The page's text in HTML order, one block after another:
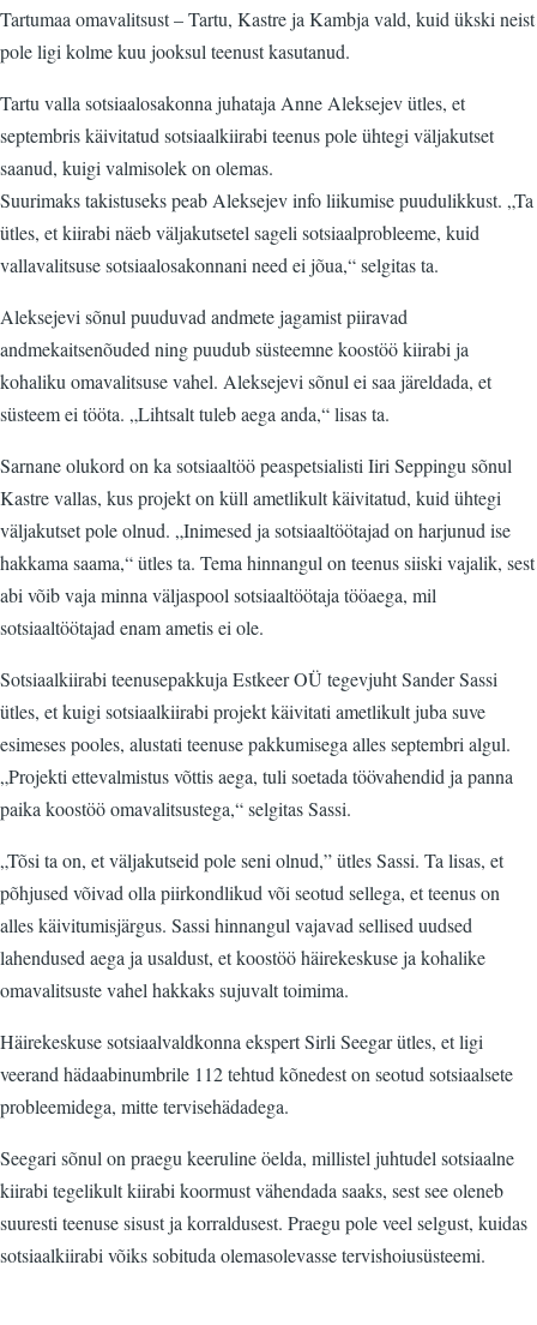
Tartumaa omavalitsust – Tartu, Kastre ja Kambja vald, kuid ükski neist
pole ligi kolme kuu jooksul teenust kasutanud.
Tartu valla sotsiaalosakonna juhataja Anne Aleksejev ütles, et
septembris käivitatud sotsiaalkiirabi teenus pole ühtegi väljakutset
saanud, kuigi valmisolek on olemas.
Suurimaks takistuseks peab Aleksejev info liikumise puudulikkust. „Ta
ütles, et kiirabi näeb väljakutsetel sageli sotsiaalprobleeme, kuid
vallavalitsuse sotsiaalosakonnani need ei jõua,“ selgitas ta.
Aleksejevi sõnul puuduvad andmete jagamist piiravad
andmekaitsenõuded ning puudub süsteemne koostöö kiirabi ja
kohaliku omavalitsuse vahel. Aleksejevi sõnul ei saa järeldada, et
süsteem ei tööta. „Lihtsalt tuleb aega anda,“ lisas ta.
Sarnane olukord on ka sotsiaaltöö peaspetsialisti Iiri Seppingu sõnul
Kastre vallas, kus projekt on küll ametlikult käivitatud, kuid ühtegi
väljakutset pole olnud. „Inimesed ja sotsiaaltöötajad on harjunud ise
hakkama saama,“ ütles ta. Tema hinnangul on teenus siiski vajalik, sest
abi võib vaja minna väljaspool sotsiaaltöötaja tööaega, mil
sotsiaaltöötajad enam ametis ei ole.
Sotsiaalkiirabi teenusepakkuja Estkeer OÜ tegevjuht Sander Sassi
ütles, et kuigi sotsiaalkiirabi projekt käivitati ametlikult juba suve
esimeses pooles, alustati teenuse pakkumisega alles septembri algul.
„Projekti ettevalmistus võttis aega, tuli soetada töövahendid ja panna
paika koostöö omavalitsustega,“ selgitas Sassi.
„Tõsi ta on, et väljakutseid pole seni olnud,” ütles Sassi. Ta lisas, et
põhjused võivad olla piirkondlikud või seotud sellega, et teenus on
alles käivitumisjärgus. Sassi hinnangul vajavad sellised uudsed
lahendused aega ja usaldust, et koostöö häirekeskuse ja kohalike
omavalitsuste vahel hakkaks sujuvalt toimima.
Häirekeskuse sotsiaalvaldkonna ekspert Sirli Seegar ütles, et ligi
veerand hädaabinumbrile 112 tehtud kõnedest on seotud sotsiaalsete
probleemidega, mitte tervisehädadega.
Seegari sõnul on praegu keeruline öelda, millistel juhtudel sotsiaalne
kiirabi tegelikult kiirabi koormust vähendada saaks, sest see oleneb
suuresti teenuse sisust ja korraldusest. Praegu pole veel selgust, kuidas
sotsiaalkiirabi võiks sobituda olemasolevasse tervishoiusüsteemi.